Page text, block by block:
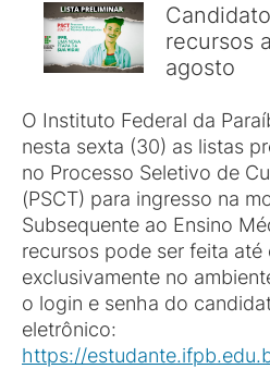
recursos
agosto
O Instituto Federal da
nesta sexta (30) as listas
no Processo Seletivo de
(PSCT) para ingresso na
Subsequente ao Ensino
recursos pode ser feita
exclusivamente no
o login e senha do
eletrônico:
https://